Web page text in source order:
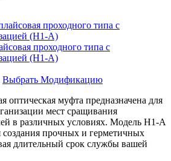
не менее 40 мм в любом
дополнительные потери в
сплиттеров:Бокс позволяет
PLC-сплиттеров 2
вашей сети.
боксом вы найдете все
для быстрого и эффективного
проходного типа с
(H1-A)
Выбрать Модификацию
оптическая муфта предназначена для
мест сращивания
в различных условиях. Модель H1-A
создания прочных и герметичных
длительный срок службы вашей